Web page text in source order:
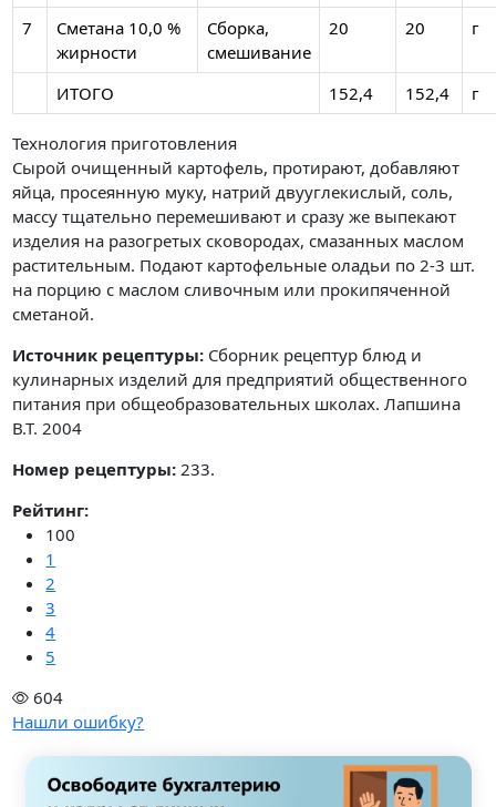
7
Сметана 10,0 %
жирности
Сборка,
смешивание
20 20 г
ИТОГО 152,4 152,4 г
Технология приготовления
Сырой очищенный картофель, протирают, добавляют
яйца, просеянную муку, натрий двууглекислый, соль,
массу тщательно перемешивают и сразу же выпекают
изделия на разогретых сковородах, смазанных маслом
растительным. Подают картофельные оладьи по 2-3 шт.
на порцию с маслом сливочным или прокипяченной
сметаной.
Источник рецептуры: Сборник рецептур блюд и
кулинарных изделий для предприятий общественного
питания при общеобразовательных школах. Лапшина
В.Т. 2004
Номер рецептуры: 233.
Рейтинг:
100
1
2
3
4
5
604
Нашли ошибку?